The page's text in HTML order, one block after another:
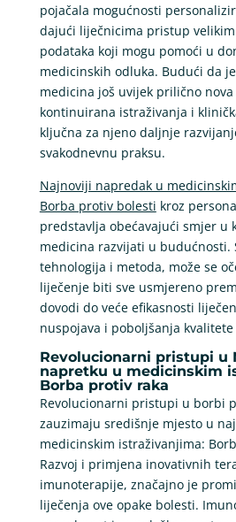
pojačala mogućnosti
dajući liječnicima pristup
podataka koji mogu pomoći u
medicinskih odluka. Budući da
medicina još uvijek prilično
kontinuirana istraživanja i
ključna za njeno daljnje
svakodnevnu praksu.
Najnoviji napredak u
Borba protiv bolesti kroz
predstavlja obećavajući smjer u
medicina razvijati u budućnosti.
tehnologija i metoda, može se
liječenje biti sve usmjereno
dovodi do veće efikasnosti
nuspojava i poboljšanja
Revolucionarni pristupi u
napretku u medicinskim
Borba protiv raka
Revolucionarni pristupi u borbi
zauzimaju središnje mjesto u
medicinskim istraživanjima:
Razvoj i primjena inovativnih
imunoterapije, značajno je
liječenja ove opake bolesti.